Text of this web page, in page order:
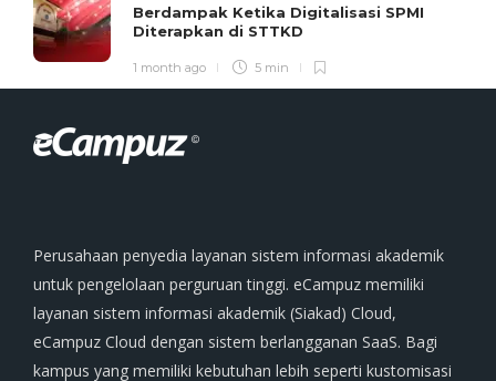
Berdampak Ketika Digitalisasi SPMI
Diterapkan di STTKD
1 month ago 5 min
Perusahaan penyedia layanan sistem informasi akademik
untuk pengelolaan perguruan tinggi. eCampuz memiliki
layanan sistem informasi akademik (Siakad) Cloud,
eCampuz Cloud dengan sistem berlangganan SaaS. Bagi
kampus yang memiliki kebutuhan lebih seperti kustomisasi